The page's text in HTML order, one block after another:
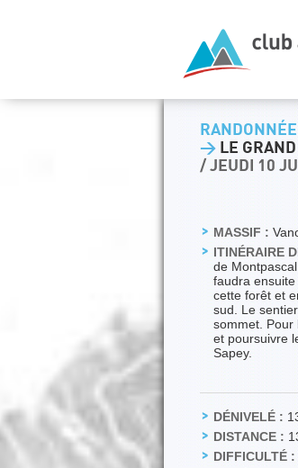
> LE
/ JEUDI 10
MASSIF :
ITINÉRAIRE
de
faudra
cette forêt et
sud. Le
sommet. Pour
et poursuivre
Sapey.
DÉNIVELÉ :
DISTANCE :
DIFFICULTÉ :